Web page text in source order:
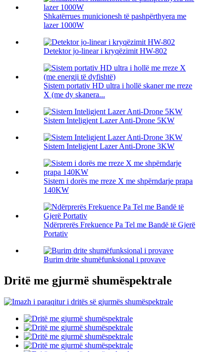
Shkatërrues municionesh të pashpërthyera me
lazer 1000W
Detektor jo-linear i kryqëzimit HW-802
Sistem portativ HD ultra i hollë skaner me rreze
X (me dy skanera...
Sistem Inteligjent Lazer Anti-Drone 5KW
Sistem Inteligjent Lazer Anti-Drone 3KW
Sistem i dorës me rreze X me shpërndarje prapa
140KW
Ndërprerës Frekuence Pa Tel me Bandë të Gjerë
Portativ
Burim drite shumëfunksional i provave
Dritë me gjurmë shumëspektrale